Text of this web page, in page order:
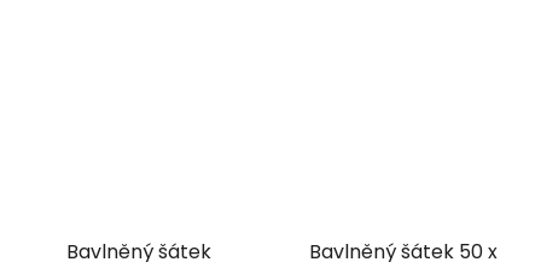
Bavlněný šátek
Bavlněný šátek 50 x